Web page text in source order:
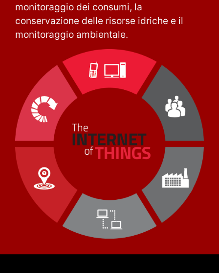
monitoraggio dei consumi, la
conservazione delle risorse idriche e il
monitoraggio ambientale.